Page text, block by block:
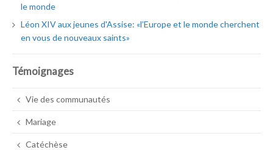
le monde
Léon XIV aux jeunes d'Assise: «l’Europe et le monde cherchent
en vous de nouveaux saints»
Témoignages
Vie des communautés
Mariage
Catéchèse